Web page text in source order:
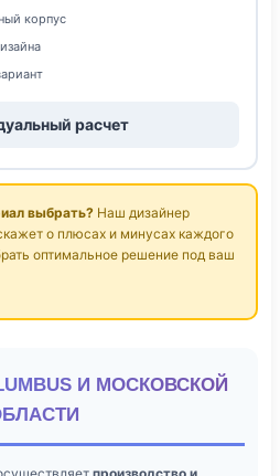
корпус
расчет
выбрать? Наш дизайнер
о плюсах и минусах каждого
оптимальное решение под ваш
И МОСКОВСКОЙ